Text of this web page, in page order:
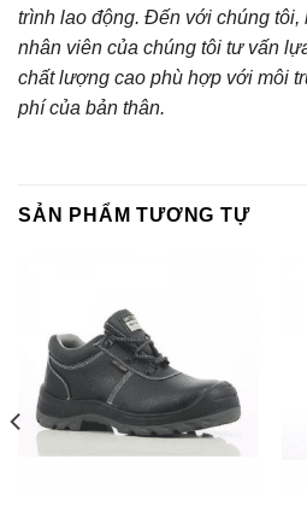
trình lao động. Đến với chúng tôi,
nhân viên của chúng tôi tư vấn
chất lượng cao phù hợp với môi
phí của bản thân.
SẢN PHẨM TƯƠNG TỰ